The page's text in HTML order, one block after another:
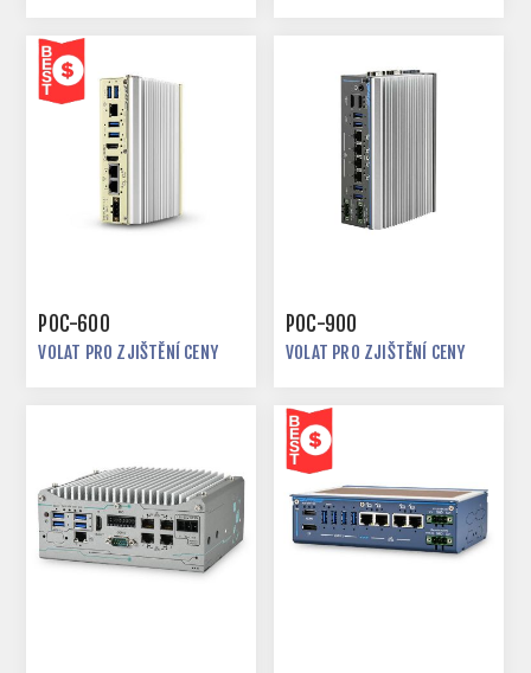
POC-600
VOLAT PRO ZJIŠTĚNÍ CENY
POC-900
VOLAT PRO ZJIŠTĚNÍ CENY